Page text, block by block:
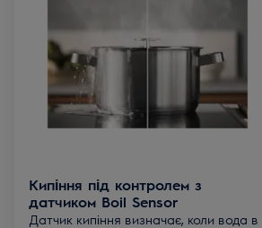
Кипіння під контролем з
датчиком Boil Sensor
Датчик кипіння визначає, коли вода в